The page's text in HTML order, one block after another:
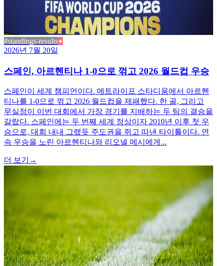
#standings-results
2026년 7월 20일
스페인, 아르헨티나 1-0으로 꺾고 2026 월드컵 우승
스페인이 세계 챔피언이다. 메트라이프 스타디움에서 아르헨
티나를 1-0으로 꺾고 2026 월드컵을 제패했다. 한 골, 그리고
무실점이 이번 대회에서 가장 경기를 지배하는 두 팀의 결승을
갈랐다. 스페인에는 두 번째 세계 정상이자 2010년 이후 첫 우
승으로, 대회 내내 그랬듯 주도권을 쥐고 따낸 타이틀이다. 연
속 우승을 노린 아르헨티나와 리오넬 메시에게...
더 보기 →